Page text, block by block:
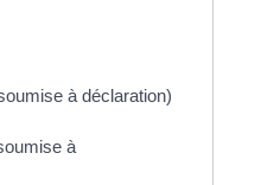
à déclaration)
à